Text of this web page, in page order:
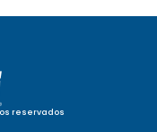
reservados